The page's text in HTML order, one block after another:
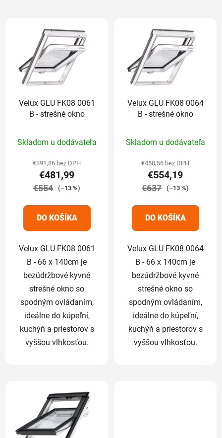
Velux GLU FK08 0061
B - strešné okno
Skladom u dodávateľa
€391,86 bez DPH
€481,99
€554 (–13 %)
DO KOŠÍKA
Velux GLU FK08 0061
B - 66 x 140cm je
bezúdržbové kyvné
strešné okno so
spodným ovládaním,
ideálne do kúpeľní,
kuchýň a priestorov s
vyššou vlhkosťou.
Velux GLU FK08 0064
B - strešné okno
hodnotenie
produktu
je
5,0
5
hviezdičiek.
Skladom u dodávateľa
€450,56 bez DPH
€554,19
€637 (–13 %)
DO KOŠÍKA
Velux GLU FK08 0064
B - 66 x 140cm je
bezúdržbové kyvné
strešné okno so
spodným ovládaním,
ideálne do kúpeľní,
kuchýň a priestorov s
vyššou vlhkosťou.